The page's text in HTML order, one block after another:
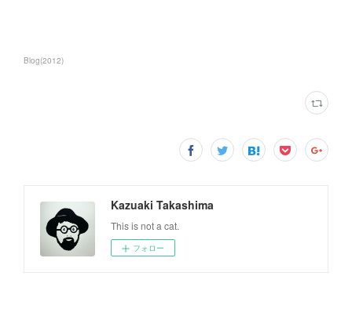
Blog(2012)
Kazuaki Takashima
This is not a cat.
フォロー